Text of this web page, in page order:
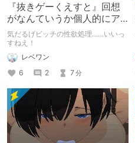
『抜きゲーくえすと』回想
がなんていうか個人的にア
レだったので攻略したメ
モ。ちなみにめっちゃエロ
い。
気だるげビッチの性欲処理……いいっ
すねえ！
レベワン
6
2 7分